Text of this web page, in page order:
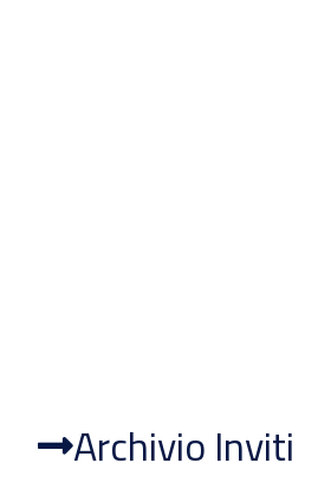
Archivio Inviti